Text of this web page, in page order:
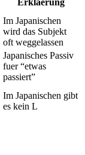
Erklaerung
Im Japanischen
wird das Subjekt
oft weggelassen
Japanisches Passiv
fuer “etwas
passiert”
Im Japanischen gibt
es kein L